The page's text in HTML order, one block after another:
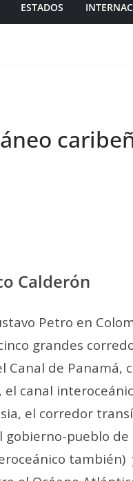
ESTADOS
Calderón
Petro en
grandes
Canal de Panamá,
canal
el corredor
gobierno-pueblo
también)